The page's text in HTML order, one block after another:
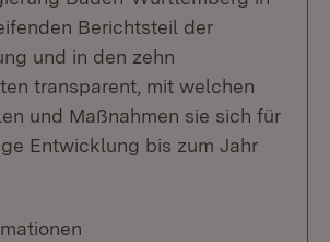
Berichtsteil der
und in den zehn
transparent, mit welchen
und Maßnahmen sie sich für
Entwicklung bis zum Jahr